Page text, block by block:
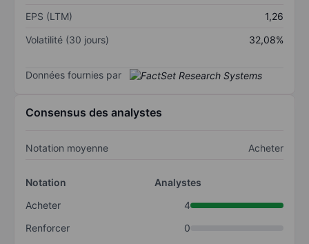
EPS (LTM)
1,26
Volatilité (30 jours)
32,08%
Données fournies par
Consensus des analystes
Notation moyenne Acheter
Notation
Analystes
Acheter
4
Renforcer
0